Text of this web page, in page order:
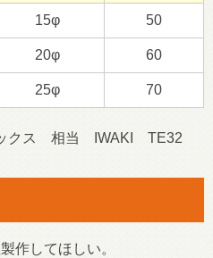
15φ 50
20φ 60
25φ 70
ス 相当 IWAKI TE32
作してほしい。